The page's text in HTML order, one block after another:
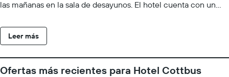
las mañanas en la sala de desayunos. El hotel cuenta con un
sala de juegos con juegos de mesa. El Hotel Cottbus se
encuentra a 13 km del aeropuerto de Bariloche y ofrece
Leer más
Ofertas más recientes para Hotel Cottbus